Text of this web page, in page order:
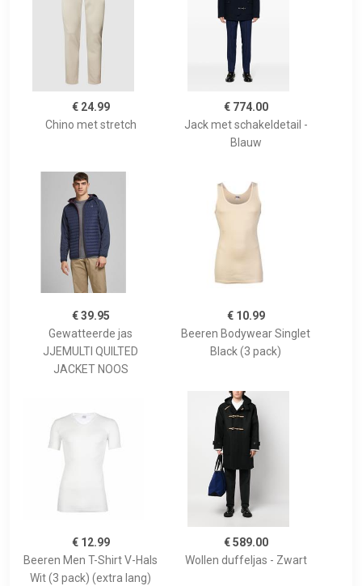
€ 24.99
Chino met stretch
€ 774.00
Jack met schakeldetail -
Blauw
€ 39.95
Gewatteerde jas
JJEMULTI QUILTED
JACKET NOOS
€ 10.99
Beeren Bodywear Singlet
Black (3 pack)
€ 12.99
Beeren Men T-Shirt V-Hals
Wit (3 pack) (extra lang)
€ 589.00
Wollen duffeljas - Zwart